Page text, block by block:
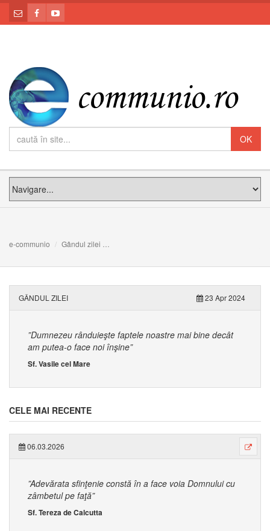
e-communio Gândul zilei
GÂNDUL ZILEI 23 Apr 2024
”Dumnezeu rânduieşte faptele noastre mai bine decât
am putea-o face noi înşine”
Sf. Vasile cel Mare
CELE MAI RECENTE
06.03.2026
”Adevărata sfinţenie constă în a face voia Domnului cu
zâmbetul pe faţă”
Sf. Tereza de Calcutta